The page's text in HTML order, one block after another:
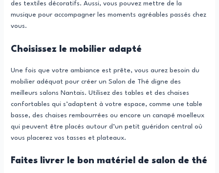
des textiles décoratifs. Aussi, vous pouvez mettre de la
musique pour accompagner les moments agréables passés chez
vous.
Choisissez le mobilier adapté
Une fois que votre ambiance est prête, vous aurez besoin du
mobilier adéquat pour créer un Salon de Thé digne des
meilleurs salons Nantais. Utilisez des tables et des chaises
confortables qui s’adaptent à votre espace, comme une table
basse, des chaises rembourrées ou encore un canapé moelleux
qui peuvent être placés autour d’un petit guéridon central où
vous placerez vos tasses et plateaux.
Faites livrer le bon matériel de salon de thé